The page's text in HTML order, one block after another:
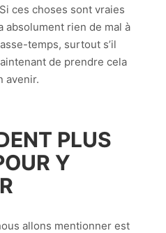
ces choses sont vraies
absolument rien de mal à
temps, surtout s’il
de prendre cela
avenir.
PLUS
Y
allons mentionner est